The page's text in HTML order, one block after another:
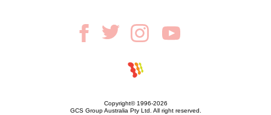
Copyright© 1996-2026
GCS Group Australia Pty Ltd. All right reserved.